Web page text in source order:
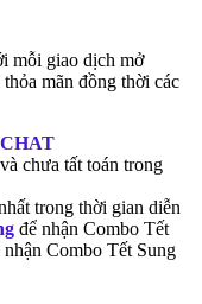
mỗi giao dịch mở
mãn đồng thời các
chưa tất toán trong
trong thời gian diễn
để nhận Combo Tết
nhận Combo Tết Sung